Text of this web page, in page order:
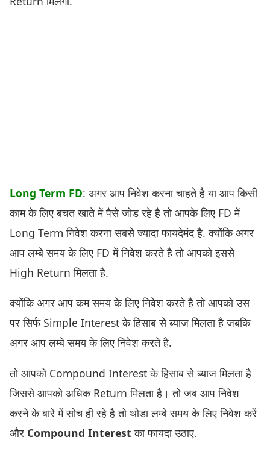
Long Term FD: अगर आप निवेश करना चाहते है या आप किसी
काम के लिए बचत खाते में पैसे जोड रहे है तो आपके लिए FD में
Long Term निवेश करना सबसे ज्यादा फायदेमंद है. क्योंकि अगर
आप लम्बे समय के लिए FD में निवेश करते है तो आपको इससे
High Return मिलता है.
क्योंकि अगर आप कम समय के लिए निवेश करते है तो आपको उस
पर सिर्फ Simple Interest के हिसाब से ब्याज मिलता है जबकि
अगर आप लम्बे समय के लिए निवेश करते है.
तो आपको Compound Interest के हिसाब से ब्याज मिलता है
जिससे आपको अधिक Return मिलता है। तो जब आप निवेश
करने के बारे में सोच ही रहे है तो थोडा लम्बे समय के लिए निवेश करें
और Compound Interest का फायदा उठाए.